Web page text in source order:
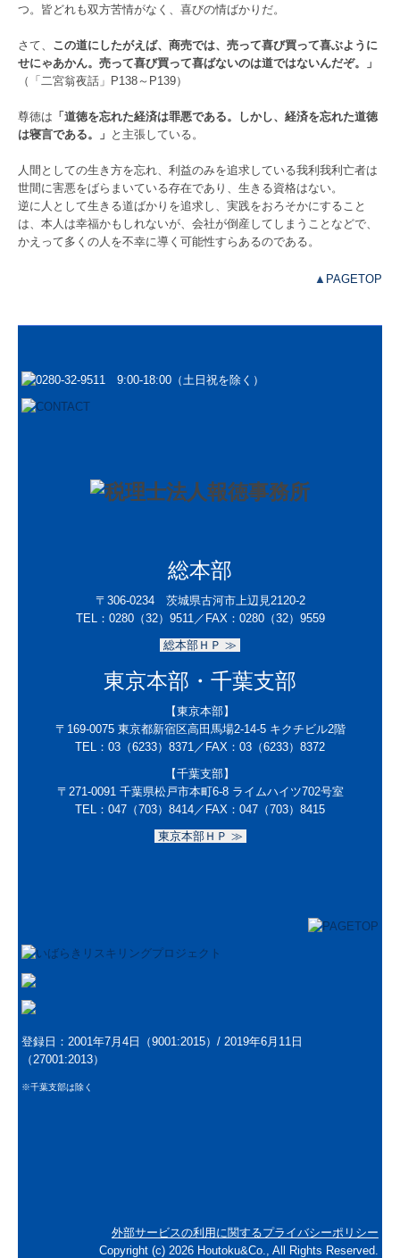
つ。皆どれも双方苦情がなく、喜びの情ばかりだ。
さて、 この道にしたがえば、商売では、売って喜び買って喜ぶように
せにゃあかん。売って喜び買って喜ばないのは道ではないんだぞ。」
（「二宮翁夜話」P138～P139）
尊徳は 「道徳を忘れた経済は罪悪である。しかし、経済を忘れた道徳
は寝言である。」 と主張している。
人間としての生き方を忘れ、利益のみを追求している我利我利亡者は
世間に害悪をばらまいている存在であり、生きる資格はない。
逆に人として生きる道ばかりを追求し、実践をおろそかにすること
は、本人は幸福かもしれないが、会社が倒産してしまうことなどで、
かえって多くの人を不幸に導く可能性すらあるのである。
▲ PAGETOP
総本部
〒306-0234 茨城県古河市上辺見2120-2
TEL： 0280（32）9511／ FAX：0280（32）9559
総本部ＨＰ ≫
東京本部・千葉支部
【東京本部】
〒169-0075 東京都新宿区高田馬場2-14-5 キクチビル2階
TEL： 03（6233）8371／FAX： 03（6233）8372
【千葉支部】
〒271-0091 千葉県松戸市本町6-8 ライムハイツ702号室
TEL：047（703）8414／ FAX：047（703）8415
東京本部ＨＰ ≫
登録日：2001年7月4日（9001:2015）/ 2019年6月11日
（27001:2013）
※千葉支部は除く
外部サービスの利用に関するプライバシーポリシー
Copyright (c) 2026 Houtoku&Co., All Rights Reserved.